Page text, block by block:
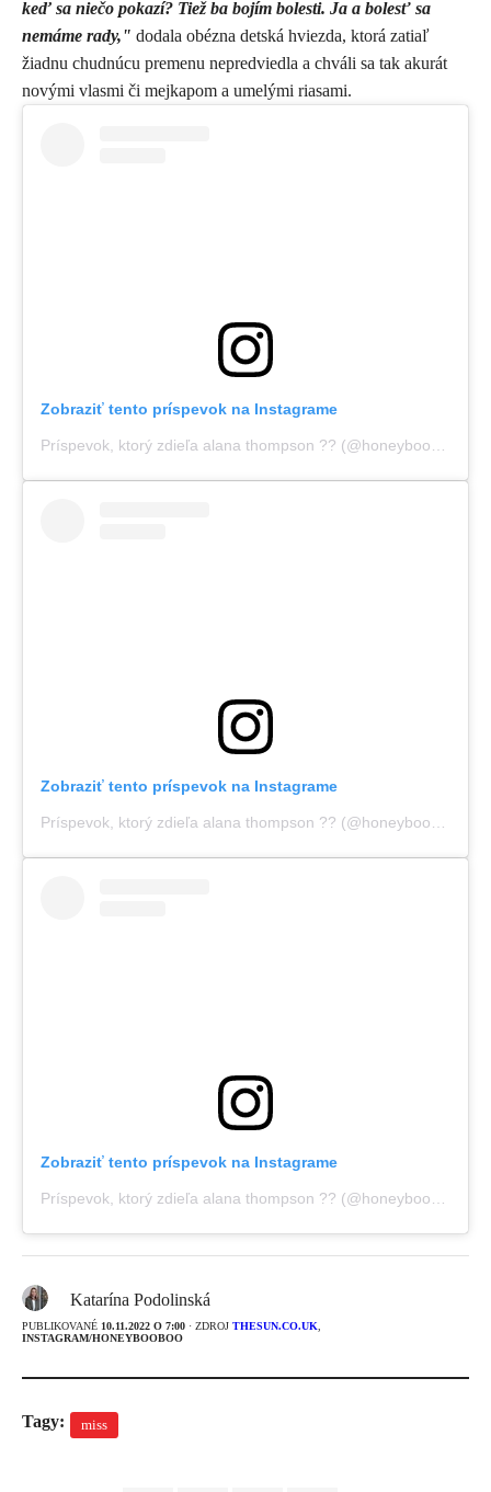
keď sa niečo pokazí? Tiež ba bojím bolesti. Ja a bolesť sa
nemáme rady," dodala obézna detská hviezda, ktorá zatiaľ
žiadnu chudnúcu premenu nepredviedla a chváli sa tak akurát
novými vlasmi či mejkapom a umelými riasami.
Zobraziť tento príspevok na Instagrame
Príspevok, ktorý zdieľa alana thompson ?? (@honeybooboo)
Zobraziť tento príspevok na Instagrame
Zobraziť tento príspevok na Instagrame
Katarína Podolinská
PUBLIKOVANÉ 10.11.2022 O 7:00 · ZDROJ THESUN.CO.UK
INSTAGRAM/HONEYBOOBOO
Tagy: miss